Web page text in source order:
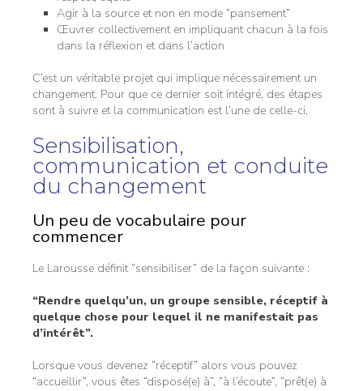
Agir à la source et non en mode “pansement”
Œuvrer collectivement en impliquant chacun à la fois
dans la réflexion et dans l’action
C’est un véritable projet qui implique nécessairement un
changement. Pour que ce dernier soit intégré, des étapes
sont à suivre et la communication est l’une de celle-ci.
Sensibilisation,
communication et conduite
du changement
Un peu de vocabulaire pour
commencer
Le Larousse définit “sensibiliser” de la façon suivante :
“Rendre quelqu’un, un groupe sensible, réceptif à
quelque chose pour lequel il ne manifestait pas
d’intérêt”.
Lorsque vous devenez “réceptif” alors vous pouvez
“accueillir”, vous êtes “disposé(e) à”, “à l’écoute”, “prêt(e) à